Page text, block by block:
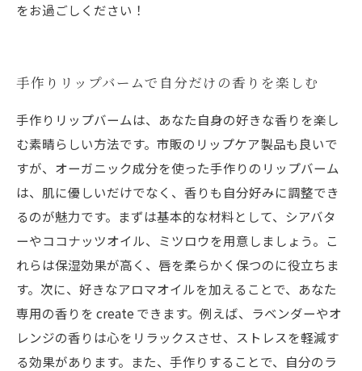
をお過ごしください！
手作りリップバームで自分だけの香りを楽しむ
手作りリップバームは、あなた自身の好きな香りを楽し
む素晴らしい方法です。市販のリップケア製品も良いで
すが、オーガニック成分を使った手作りのリップバーム
は、肌に優しいだけでなく、香りも自分好みに調整でき
るのが魅力です。まずは基本的な材料として、シアバタ
ーやココナッツオイル、ミツロウを用意しましょう。こ
れらは保湿効果が高く、唇を柔らかく保つのに役立ちま
す。次に、好きなアロマオイルを加えることで、あなた
専用の香りを create できます。例えば、ラベンダーやオ
レンジの香りは心をリラックスさせ、ストレスを軽減す
る効果があります。また、手作りすることで、自分のラ